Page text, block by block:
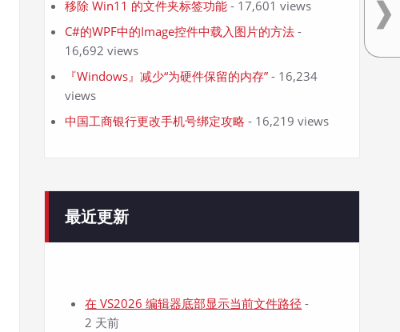
移除 Win11 的文件夹标签功能 - 17,601 views
C#的WPF中的Image控件中载入图片的方法 -
16,692 views
『Windows』减少“为硬件保留的内存” - 16,234
views
中国工商银行更改手机号绑定攻略 - 16,219 views
最近更新
在 VS2026 编辑器底部显示当前文件路径 -
2 天前